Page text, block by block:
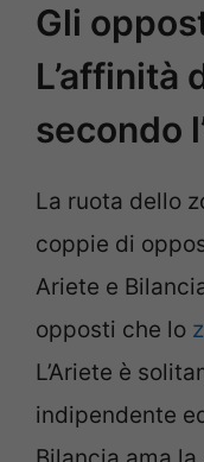
Gli
L’affinità
secondo
La ruota dello
coppie di
Ariete e
opposti che lo
L’Ariete è
indipendente